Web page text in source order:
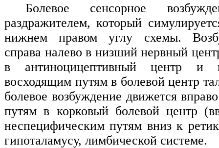
Болевое сенсорное
раздражителем, который
нижнем правом углу схемы.
справа налево в низший нервный
в антиноцицептивный центр и
восходящим путям в болевой центр
болевое возбуждение движется
путям в корковый болевой центр
неспецифическим путям вниз к
гипоталамусу, лимбической системе.